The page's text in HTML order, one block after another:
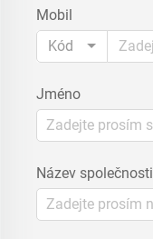
Mobil
Kód
Jméno
Název společnosti